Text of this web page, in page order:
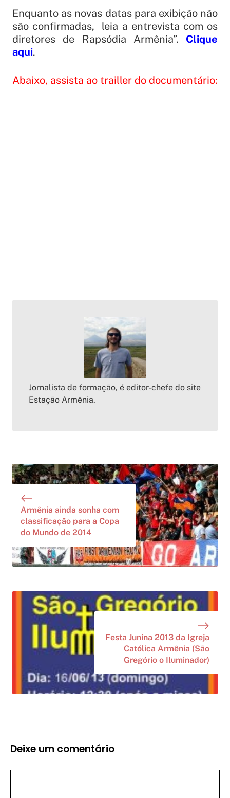
Enquanto as novas datas para exibição não
são confirmadas, leia a entrevista com os
diretores de Rapsódia Armênia”. Clique
aqui.
Abaixo, assista ao trailler do documentário:
Jornalista de formação, é editor-chefe do site
Estação Armênia.
Armênia ainda sonha com
classificação para a Copa
do Mundo de 2014
Festa Junina 2013 da Igreja
Católica Armênia (São
Gregório o Iluminador)
Deixe um comentário